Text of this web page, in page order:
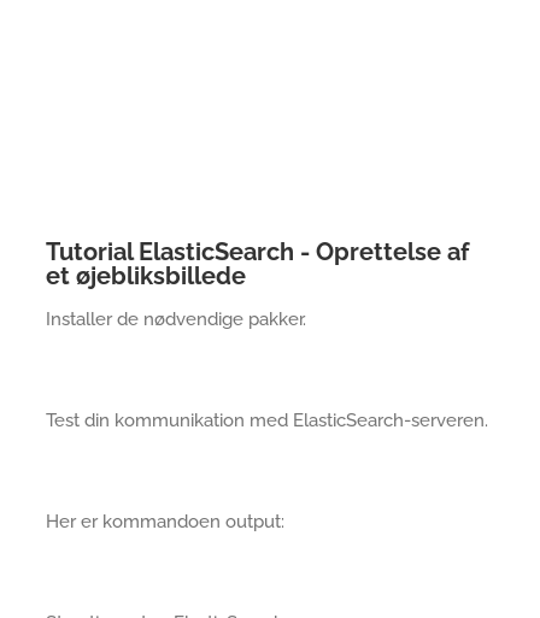
Tutorial ElasticSearch - Oprettelse af
et øjebliksbillede
Installer de nødvendige pakker.
Test din kommunikation med ElasticSearch-serveren.
Her er kommandoen output: